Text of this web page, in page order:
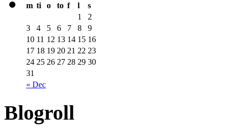
m ti o to f l s
« Dec
1
2
3
4 5 6 7 8
9
10 11 12 13 14 15 16
17 18 19 20 21 22 23
24 25 26 27 28 29 30
31
Blogroll